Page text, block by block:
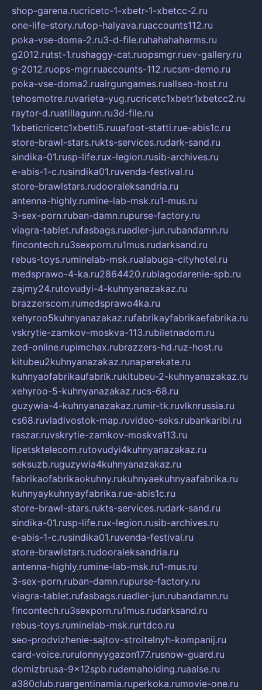
shop-garena.rucricetc-1-xbetr-1-xbetcc-2.ru
one-life-story.rutop-halyava.ruaccounts112.ru
poka-vse-doma-2.ru3-d-file.ruhahahaharms.ru
g2012.rutst-1.rushaggy-cat.ruopsmgr.ruev-gallery.ru
g-2012.ruops-mgr.ruaccounts-112.rucsm-demo.ru
poka-vse-doma2.ruairgungames.ruallseo-host.ru
tehosmotre.ruvarieta-yug.rucricetc1xbetr1xbetcc2.ru
raytor-d.ruatillagunn.ru3d-file.ru
1xbeticricetc1xbetti5.ruuafoot-statti.rue-abis1c.ru
store-brawl-stars.rukts-services.rudark-sand.ru
sindika-01.rusp-life.rux-legion.rusib-archives.ru
e-abis-1-c.rusindika01.ruvenda-festival.ru
store-brawlstars.rudooraleksandria.ru
antenna-highly.rumine-lab-msk.ru1-mus.ru
3-sex-porn.ruban-damn.rupurse-factory.ru
viagra-tablet.rufasbags.ruadler-jun.rubandamn.ru
fincontech.ru3sexporn.ru1mus.rudarksand.ru
rebus-toys.ruminelab-msk.rualabuga-cityhotel.ru
medsprawo-4-ka.ru2864420.rublagodarenie-spb.ru
zajmy24.rutovudyi-4-kuhnyanazakaz.ru
brazzerscom.rumedsprawo4ka.ru
xehyroo5kuhnyanazakaz.rufabrikayfabrikaefabrika.ru
vskrytie-zamkov-moskva-113.rubiletnadom.ru
zed-online.rupimchax.rubrazzers-hd.ruz-host.ru
kitubeu2kuhnyanazakaz.runaperekate.ru
kuhnyaofabrikaufabrik.rukitubeu-2-kuhnyanazakaz.ru
xehyroo-5-kuhnyanazakaz.rucs-68.ru
guzywia-4-kuhnyanazakaz.rumir-tk.ruvlknrussia.ru
cs68.ruvladivostok-map.ruvideo-seks.rubankaribi.ru
raszar.ruvskrytie-zamkov-moskva113.ru
lipetsktelecom.rutovudyi4kuhnyanazakaz.ru
seksuzb.ruguzywia4kuhnyanazakaz.ru
fabrikaofabrikaokuhny.rukuhnyaekuhnyaafabrika.ru
kuhnyaykuhnyayfabrika.rue-abis1c.ru
store-brawl-stars.rukts-services.rudark-sand.ru
sindika-01.rusp-life.rux-legion.rusib-archives.ru
e-abis-1-c.rusindika01.ruvenda-festival.ru
store-brawlstars.rudooraleksandria.ru
antenna-highly.rumine-lab-msk.ru1-mus.ru
3-sex-porn.ruban-damn.rupurse-factory.ru
viagra-tablet.rufasbags.ruadler-jun.rubandamn.ru
fincontech.ru3sexporn.ru1mus.rudarksand.ru
rebus-toys.ruminelab-msk.rurtdco.ru
seo-prodvizhenie-sajtov-stroitelnyh-kompanij.ru
card-voice.rurulonnyygazon177.rusnow-guard.ru
domizbrusa-9x12spb.rudemaholding.ruaalse.ru
a380club.ruargentinamia.ruperkoka.rumovie-one.ru